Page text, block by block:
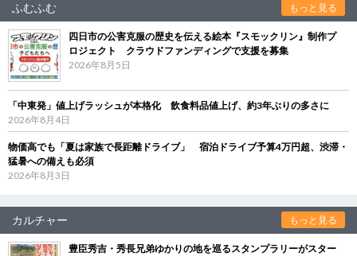
ふむふむ もっと見る
四日市の公害克服の歴史を伝える絵本『スモックリン』制作プ
ロジェクト クラウドファンディングで支援を募集
2026年8月5日
「中東発」値上げラッシュが本格化 飲食料品値上げ、約3年ぶりの多さに
2026年8月4日
物価高でも「夏は家族で長距離ドライブ」 宿泊ドライブ予算4万円超、渋滞・
猛暑への備えも必須
2026年8月3日
カルチャー もっと見る
豊臣秀吉・秀長兄弟ゆかりの地を巡るスタンプラリーがスター